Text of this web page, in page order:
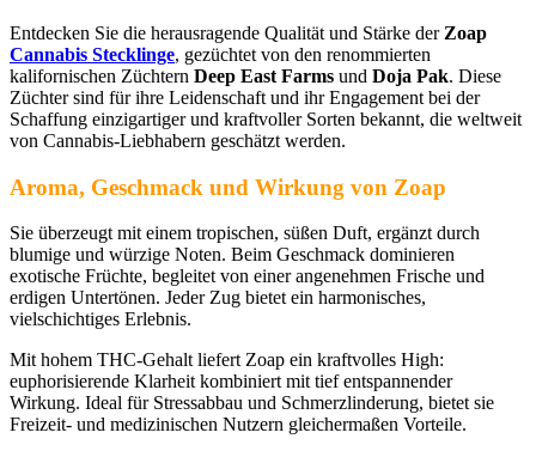
Entdecken Sie die herausragende Qualität und Stärke der Zoap
Cannabis Stecklinge, gezüchtet von den renommierten
kalifornischen Züchtern Deep East Farms und Doja Pak. Diese
Züchter sind für ihre Leidenschaft und ihr Engagement bei der
Schaffung einzigartiger und kraftvoller Sorten bekannt, die weltweit
von Cannabis-Liebhabern geschätzt werden.
Aroma, Geschmack und Wirkung von Zoap
Sie überzeugt mit einem tropischen, süßen Duft, ergänzt durch
blumige und würzige Noten. Beim Geschmack dominieren
exotische Früchte, begleitet von einer angenehmen Frische und
erdigen Untertönen. Jeder Zug bietet ein harmonisches,
vielschichtiges Erlebnis.
Mit hohem THC-Gehalt liefert Zoap ein kraftvolles High:
euphorisierende Klarheit kombiniert mit tief entspannender
Wirkung. Ideal für Stressabbau und Schmerzlinderung, bietet sie
Freizeit- und medizinischen Nutzern gleichermaßen Vorteile.